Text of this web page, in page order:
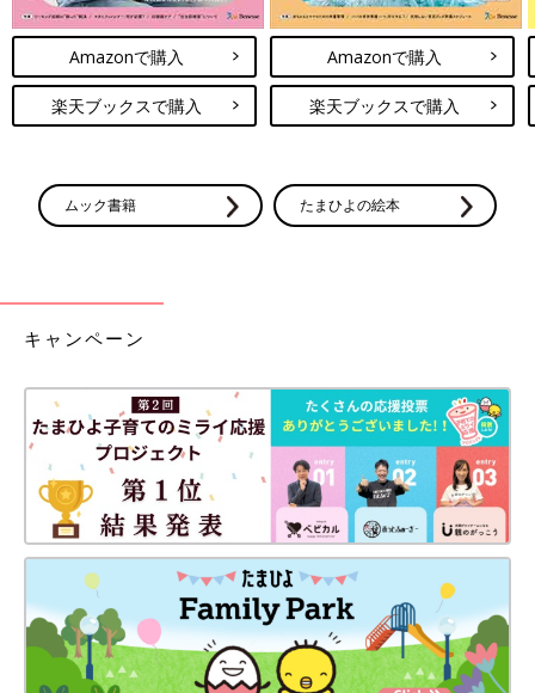
Amazonで購入
楽天ブックスで購入
Amazonで購入
楽天ブックスで購入
ムック書籍 たまひよの絵本
キャンペーン